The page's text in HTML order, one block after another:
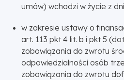
umów) wchodzi w życie z
w zakresie ustawy o
art. 113 pkt 4 lit. b i pkt 5
zobowiązania do zwrotu
odpowiedzialności osób
zobowiązania do zwrotu